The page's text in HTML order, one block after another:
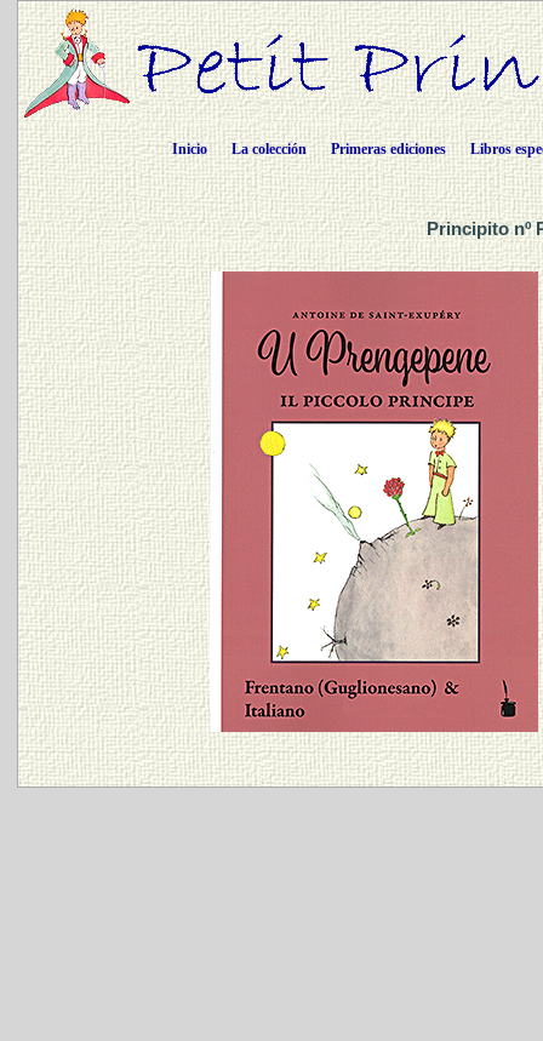
Inicio La colección Primeras ediciones Libros
Principito nº